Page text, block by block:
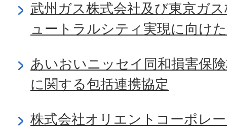
武州ガス株式会社及び東京ガ
ュートラルシティ実現に向け
あいおいニッセイ同和損害保
に関する包括連携協定
株式会社オリエントコーポレ